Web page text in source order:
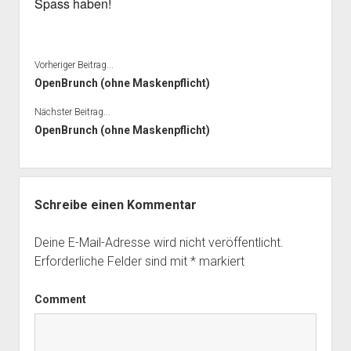
Vorheriger Beitrag...
OpenBrunch (ohne Maskenpflicht)
Nächster Beitrag...
OpenBrunch (ohne Maskenpflicht)
Schreibe einen Kommentar
Deine E-Mail-Adresse wird nicht veröffentlicht.
Erforderliche Felder sind mit *markiert
Comment